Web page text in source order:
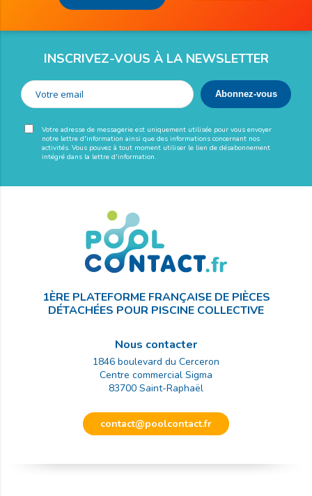
INSCRIVEZ-VOUS À LA NEWSLETTER
Votre adresse de messagerie est uniquement utilisée pour vous envoyer
notre lettre d'information ainsi que des informations concernant nos
activités. Vous pouvez à tout moment utiliser le lien de désabonnement
intégré dans la lettre d'information.
1ÈRE PLATEFORME FRANÇAISE DE PIÈCES
DÉTACHÉES POUR PISCINE COLLECTIVE
Nous contacter
1846 boulevard du Cerceron
Centre commercial Sigma
83700 Saint-Raphaël
contact@poolcontact.fr